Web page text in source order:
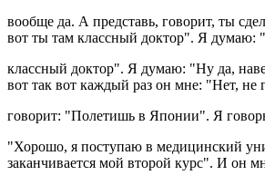
вообще да. А представь, говорит, ты
вот ты там классный доктор". Я думаю:
классный доктор". Я думаю: "Ну да,
вот так вот каждый раз он мне: "Нет, не
говорит: "Полетишь в Японии". Я
"Хорошо, я поступаю в медицинский
заканчивается мой второй курс". И он